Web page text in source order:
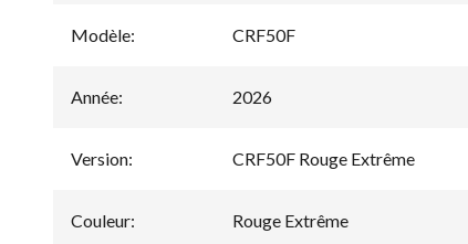
Modèle: CRF50F
Année: 2026
Version: CRF50F Rouge Extrême
Couleur: Rouge Extrême